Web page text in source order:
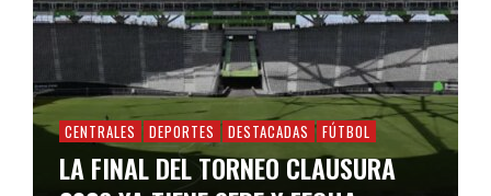
CENTRALES DEPORTES DESTACADAS FÚTBOL
LA FINAL DEL TORNEO CLAUSURA